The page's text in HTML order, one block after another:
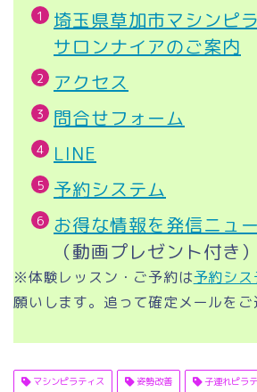
埼玉県草加市マシンピ
サロンナイアのご案内
アクセス
問合せフォーム
LINE
予約システム
お得な情報を発信ニュ
（動画プレゼント付き）
※体験レッスン・ご予約は予約シス
願いします。追って確定メールをご
マシンピラティス 姿勢改善 子連れピラ